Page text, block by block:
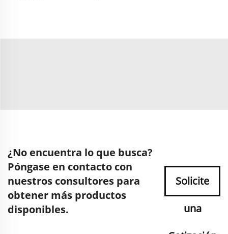
¿No encuentra lo que busca?
Póngase en contacto con
nuestros consultores para
obtener más productos
disponibles.
Solicite
una